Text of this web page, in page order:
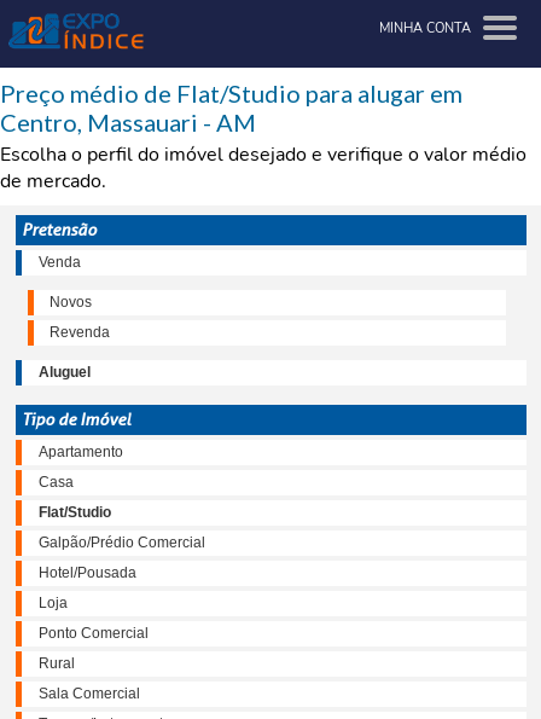
MINHA CONTA
Preço médio de Flat/Studio para alugar em
Centro, Massauari - AM
Escolha o perfil do imóvel desejado e verifique o valor médio
de mercado.
Pretensão
Venda
Novos
Revenda
Aluguel
Tipo de Imóvel
Apartamento
Casa
Flat/Studio
Galpão/Prédio Comercial
Hotel/Pousada
Loja
Ponto Comercial
Rural
Sala Comercial